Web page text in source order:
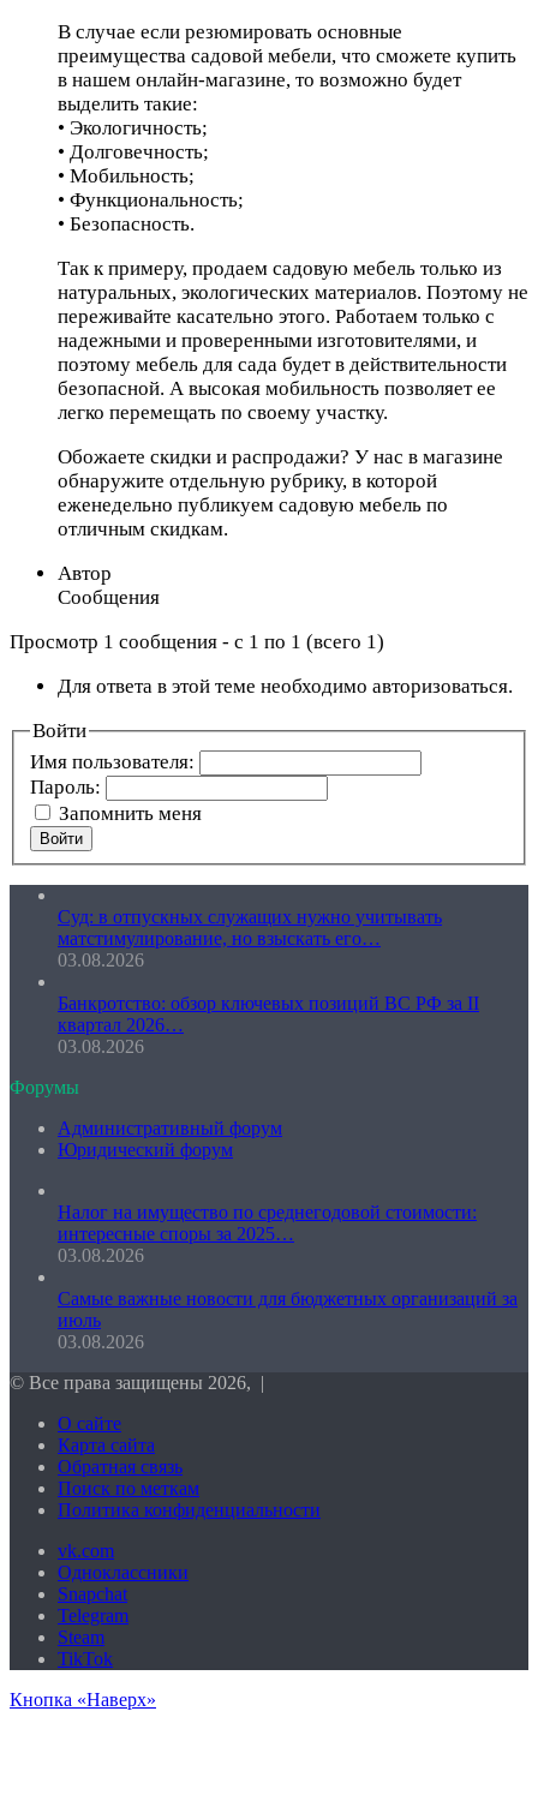
В случае если резюмировать основные
преимущества садовой мебели, что сможете купить
в нашем онлайн-магазине, то возможно будет
выделить такие:
• Экологичность;
• Долговечность;
• Мобильность;
• Функциональность;
• Безопасность.
Так к примеру, продаем садовую мебель только из
натуральных, экологических материалов. Поэтому не
переживайте касательно этого. Работаем только с
надежными и проверенными изготовителями, и
поэтому мебель для сада будет в действительности
безопасной. А высокая мобильность позволяет ее
легко перемещать по своему участку.
Обожаете скидки и распродажи? У нас в магазине
обнаружите отдельную рубрику, в которой
еженедельно публикуем садовую мебель по
отличным скидкам.
Автор
Сообщения
Просмотр 1 сообщения - с 1 по 1 (всего 1)
Для ответа в этой теме необходимо авторизоваться.
Войти
Имя пользователя:
Пароль:
Запомнить меня
Войти
Суд: в отпускных служащих нужно учитывать
матстимулирование, но взыскать его…
03.08.2026
Банкротство: обзор ключевых позиций ВС РФ за II
квартал 2026…
03.08.2026
Форумы
Административный форум
Юридический форум
Налог на имущество по среднегодовой стоимости:
интересные споры за 2025…
03.08.2026
Самые важные новости для бюджетных организаций за
июль
03.08.2026
© Все права защищены 2026, |
О сайте
Карта сайта
Обратная связь
Поиск по меткам
Политика конфиденциальности
vk.com
Одноклассники
Snapchat
Telegram
Steam
TikTok
Кнопка «Наверх»